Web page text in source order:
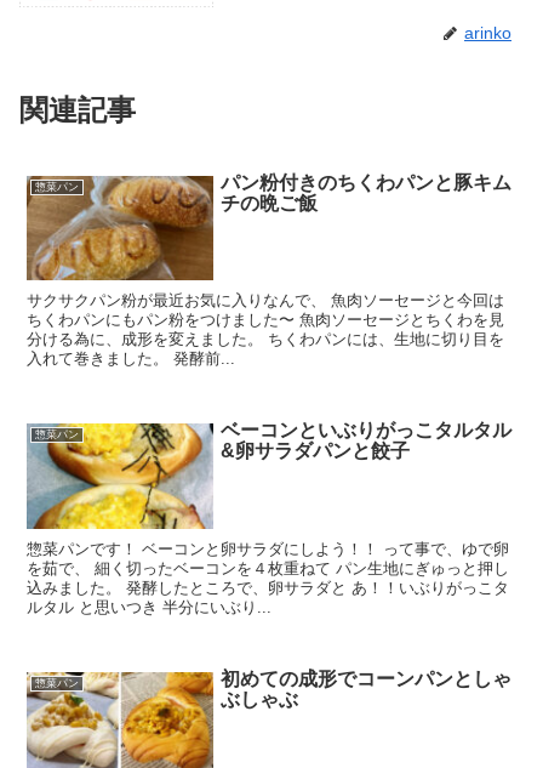
arinko
関連記事
惣菜パン
パン粉付きのちくわパンと豚キム
チの晩ご飯
サクサクパン粉が最近お気に入りなんで、 魚肉ソーセージと今回は
ちくわパンにもパン粉をつけました〜 魚肉ソーセージとちくわを見
分ける為に、成形を変えました。 ちくわパンには、生地に切り目を
入れて巻きました。 発酵前...
惣菜パン
ベーコンといぶりがっこタルタル
&卵サラダパンと餃子
惣菜パンです！ ベーコンと卵サラダにしよう！！ って事で、ゆで卵
を茹で、 細く切ったベーコンを４枚重ねて パン生地にぎゅっと押し
込みました。 発酵したところで、卵サラダと あ！！いぶりがっこタ
ルタル と思いつき 半分にいぶり...
惣菜パン
初めての成形でコーンパンとしゃ
ぶしゃぶ